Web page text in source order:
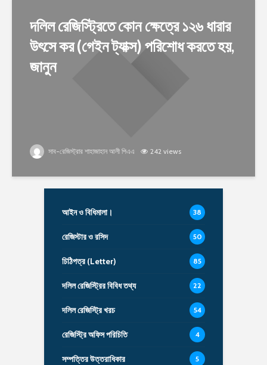
দলিল রেজিস্ট্রিতে কোন ক্ষেত্রে ১২৬ ধারার
উৎসে কর (গেইন ট্যাক্স) পরিশোধ করতে হয়,
জানুন
সাব-রেজিস্ট্রার শাহাজাহান আলী পিএএ 242 views
আইন ও বিধিমালা। 38
রেজিস্টার ও রসিদ 50
চিঠিপত্র (Letter) 85
দলিল রেজিস্ট্রির বিবিধ তথ্য 22
দলিল রেজিস্ট্রি খরচ 54
রেজিস্ট্রি অফিস পরিচিতি 4
সম্পত্তির উত্তরাধিকার 5